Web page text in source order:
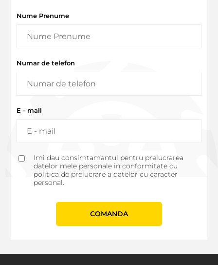
Nume Prenume
Numar de telefon
E - mail
Imi dau consimtamantul pentru prelucrarea
datelor mele personale in conformitate cu
politica de prelucrare a datelor cu caracter
personal.
СOMANDA